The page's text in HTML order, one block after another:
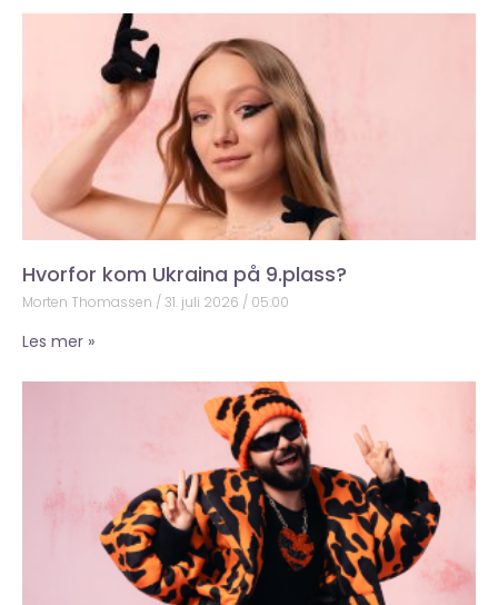
Hvorfor kom Ukraina på 9.plass?
Morten Thomassen 31. juli 2026 05:00
Les mer »